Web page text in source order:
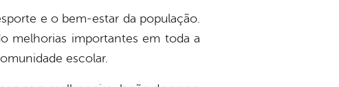
e o bem-estar da população.
melhorias importantes em toda a
escolar.